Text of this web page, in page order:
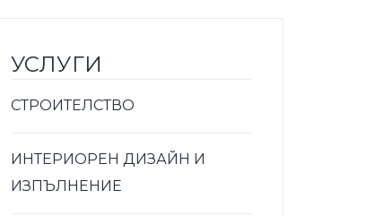
УСЛУГИ
СТРОИТЕЛСТВО
ИНТЕРИОРЕН ДИЗАЙН И
ИЗПЪЛНЕНИЕ